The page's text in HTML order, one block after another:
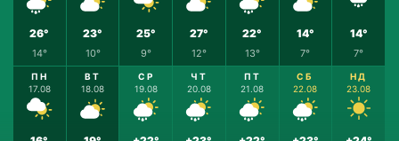
26°
14°
23°
10°
25°
9°
27°
12°
22°
13°
14°
7°
14°
7°
ПН
17.08
ВТ
18.08
СР
19.08
ЧТ
20.08
ПТ
21.08
СБ
22.08
НД
23.08